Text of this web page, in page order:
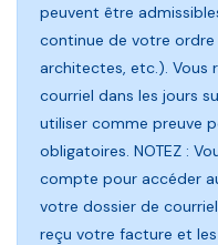
peuvent être
continue de votre ordre
architectes, etc.). Vous
courriel dans les jours
utiliser comme preuve
obligatoires. NOTEZ :
compte pour accéder
votre dossier de
reçu votre facture et